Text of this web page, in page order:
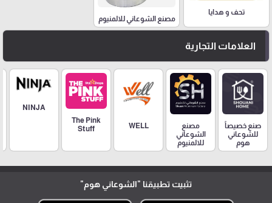
تحف و هدايا
مصنع الشوعاني للالمنيوم
العلامات التجارية
صنع خصيصاً
للشوعاني
هوم
مصنع
الشوعاني
للالمنيوم
WELL
The Pink
Stuff
NINJA
تثبيت تطبيقنا "الشوعاني هوم"